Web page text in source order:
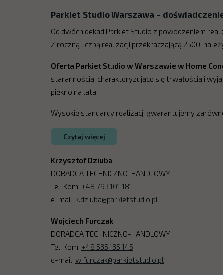
Parkiet Studio Warszawa –
Od dwóch dekad Parkiet Studio z powodzeniem
Z roczną liczbą realizacji przekraczającą 2500,
Oferta Parkiet Studio w Warszawie w Home
starannością, charakteryzujące się trwałością i
piękno na lata.
Wysokie standardy realizacji gwarantujemy
Od dwóch dekad Parkiet Studio z powodzeniem
Oferta Parkiet Studio w Warszawie w Home
Wysokie standardy realizacji gwarantujemy
Nieustannie udoskonalamy ofertę Parkiet
Parkiet Studio działa również w zgodzie z
Czytaj więcej
Krzysztof Dziuba
DORADCA TECHNICZNO-HANDLOWY
Tel. Kom. +48 793 101 181
e-mail: k.dziuba@parkietstudio.pl
Wojciech Furczak
DORADCA TECHNICZNO-HANDLOWY
Tel. Kom. +48 535 135 145
e-mail: w.furczak@parkietstudio.pl